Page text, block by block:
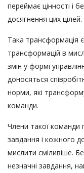
переймає цінності і
досягнення цих цілей.
Така трансформація
трансформацій в
змін у формі
доносяться
норми, які
команди.
Члени такої команди
завдання і кожного
мислити сміливіше.
незначні завдання,